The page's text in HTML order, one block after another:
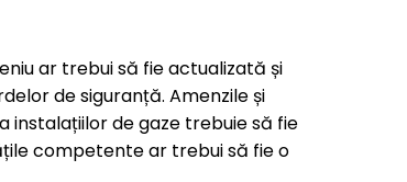
ar trebui să fie actualizată și
de siguranță. Amenzile și
de gaze trebuie să fie
competente ar trebui să fie o